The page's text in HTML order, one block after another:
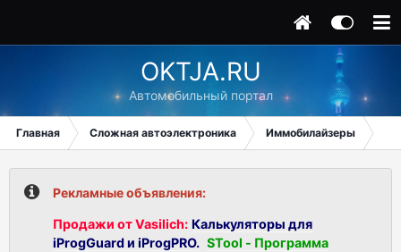
OKTJA.RU
Автомобильный портал
Главная Сложная автоэлектроника Иммобилайзеры
Рекламные объявления:
Продажи от Vasilich: Калькуляторы для
iProgGuard и iProgPRO. STool - Программа